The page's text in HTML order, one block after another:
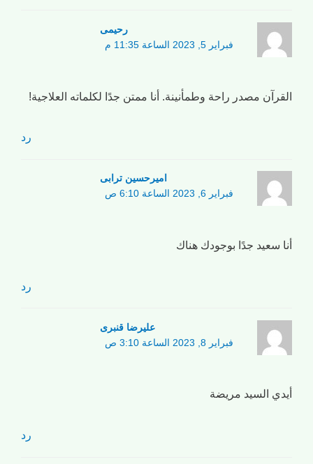
رحیمی
فبراير 5, 2023 الساعة 11:35 م
القرآن مصدر راحة وطمأنينة. أنا ممتن جدًا لكلماته العلاجية!
رد
امیرحسین ترابی
فبراير 6, 2023 الساعة 6:10 ص
أنا سعيد جدًا بوجودك هناك
رد
علیرضا قنبری
فبراير 8, 2023 الساعة 3:10 ص
أيدي السيد مريضة
رد